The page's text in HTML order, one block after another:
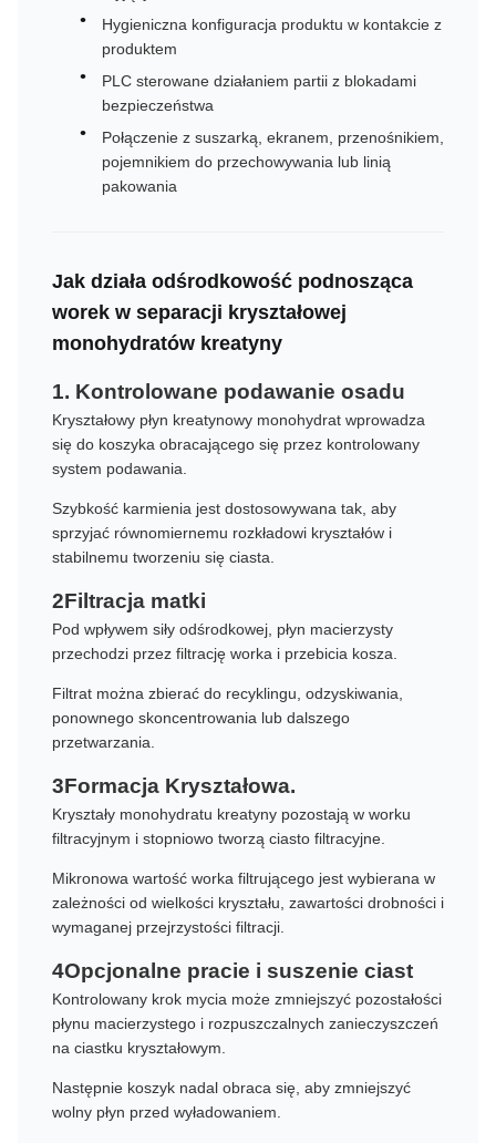
Hygieniczna konfiguracja produktu w kontakcie z
produktem
PLC sterowane działaniem partii z blokadami
bezpieczeństwa
Połączenie z suszarką, ekranem, przenośnikiem,
pojemnikiem do przechowywania lub linią
pakowania
Jak działa odśrodkowość podnosząca
worek w separacji kryształowej
monohydratów kreatyny
1. Kontrolowane podawanie osadu
Kryształowy płyn kreatynowy monohydrat wprowadza
się do koszyka obracającego się przez kontrolowany
system podawania.
Szybkość karmienia jest dostosowywana tak, aby
sprzyjać równomiernemu rozkładowi kryształów i
stabilnemu tworzeniu się ciasta.
2Filtracja matki
Pod wpływem siły odśrodkowej, płyn macierzysty
przechodzi przez filtrację worka i przebicia kosza.
Filtrat można zbierać do recyklingu, odzyskiwania,
ponownego skoncentrowania lub dalszego
przetwarzania.
3Formacja Kryształowa.
Kryształy monohydratu kreatyny pozostają w worku
filtracyjnym i stopniowo tworzą ciasto filtracyjne.
Mikronowa wartość worka filtrującego jest wybierana w
zależności od wielkości kryształu, zawartości drobności i
wymaganej przejrzystości filtracji.
4Opcjonalne pracie i suszenie ciast
Kontrolowany krok mycia może zmniejszyć pozostałości
płynu macierzystego i rozpuszczalnych zanieczyszczeń
na ciastku kryształowym.
Następnie koszyk nadal obraca się, aby zmniejszyć
wolny płyn przed wyładowaniem.